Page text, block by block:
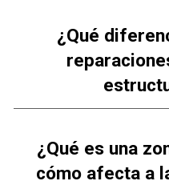
¿Qué
¿Qué es una
cómo afecta a